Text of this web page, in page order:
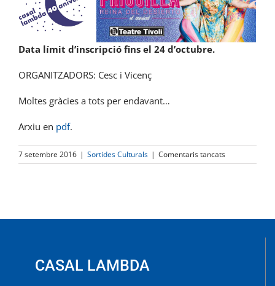
Data límit d’inscripció fins el 24 d’octubre.
ORGANITZADORS: Cesc i Vicenç
Moltes gràcies a tots per endavant…
Arxiu en pdf.
7 setembre 2016 | Sortides Culturals | Comentaris tancatsa
Priscilla,
musical
CASAL LAMBDA